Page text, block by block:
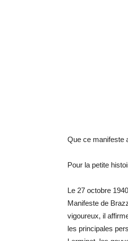
Que ce manifeste
Pour la petite
Le 27 octobre
Manifeste de
vigoureux, il
les principales